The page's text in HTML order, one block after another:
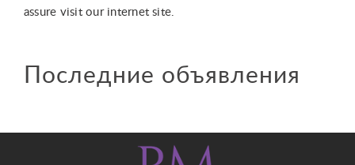
assure visit our internet site.
Последние объявления